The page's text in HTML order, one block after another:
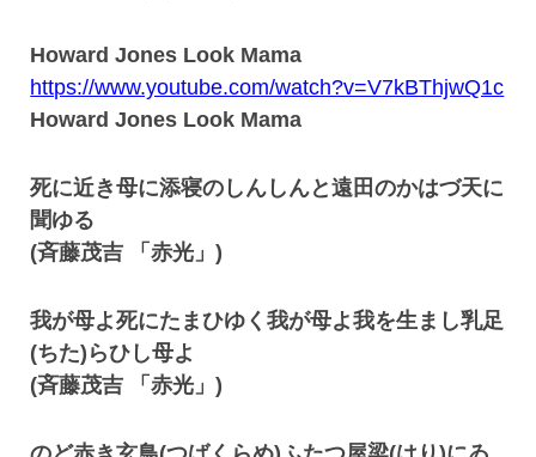
Howard Jones Look Mama
https://www.youtube.com/watch?v=V7kBThjwQ1c
Howard Jones Look Mama
死に近き母に添寝のしんしんと遠田のかはづ天に
聞ゆる
(斉藤茂吉 「赤光」)
我が母よ死にたまひゆく我が母よ我を生まし乳足
(ちた)らひし母よ
(斉藤茂吉 「赤光」)